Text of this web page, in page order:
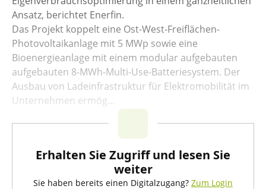
Ansatz, berichtet Enerfin.
Das Projekt koppelt eine Ost-West-Freiflächen-
Photovoltaikanlage mit 5 MWp sowie eine
Bioenergieanlage mit einem modular aufgebauten
aufgebauten 8-MWh-Multi-Use-Batteriesystem. Der
Ausbau von Ladeinfrastruktur für Elektromobilität im
Unternehmen ermög...
Erhalten Sie Zugriff und lesen Sie
weiter
Sie haben bereits einen Digitalzugang? Zum Login